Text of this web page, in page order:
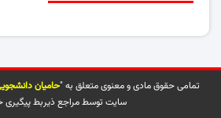
تمامی حقوق مادی و معنوی متعلق به "حامیان
سایت توسط مراجع ذیربط پیگیری